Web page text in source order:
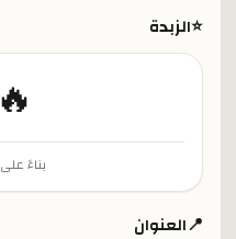
⭐الزبدة
🔥
بناءً على
📍العنوان